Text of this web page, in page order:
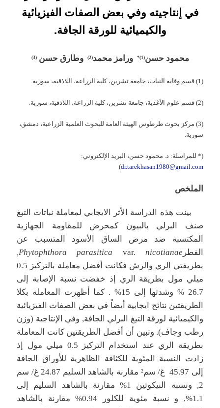
في إنتاجيته وفي بعض الصفات الفيزيائية
والكيميائية للورقة الجافة.
محمود حسن(
1
)* ورامز محمد(2) وطارق حسن(
3
)
(1) قسم وقاية النبات، جامعة تشرين، كلية الزراعة، اللاذقية، سورية.
(2) قسم علوم الأغذية، جامعة تشرين، كلية الزراعة، اللاذقية، سورية.
(3) مركز بحوث طرطوس الهيئة العامة للبحوث العلمية الزراعية، دمشق،
سورية.
(* للمراسلة: د. محمود حسن، البريد الإلكتروني:
dr.tarekhasan1980@gmail.com
)
الملخص
بينت هذه الدراسة الأثر الايجابي لمعاملة نباتات التبغ
صنف البرلي بالبيون كمحرض للمقاومة الجهازية
المكتسبة ضد مرض الساق الأسود المتسبب عن
الفطر
Phytophthora parasitica var. nicotianae,
بطريقتي الري والرش فكانت أفضل معاملة بالتركيز 0.5
ميلي مول بطريقة الري إذ خفضت نسبة الإصابة إلى
26.7 % وشدتها إلى 15% . كما أظهرت المعاملة بكلا
الطريقتين نتائج ايجابية أيضاً في بعض الصفات الفيزيائية
والكيميائية لورقة التبغ البرلي الجافة, وفي الإنتاجية (وزن
رطب وجاف). وتبين أن أفضل الطريقتين كانت المعاملة
بطريقة الري عند استخدام التركيز 0.5 ميلي مول إذ
زادت النسبة المئوية للكثافة الظاهرية للأوراق الجافة
إلى 45.97 غ/ سم
2
مقارنة بالشاهد السليم 24.87 غ/ سم
2, ونسبة النيكوتين 1% مقارنة بالشاهد السليم إلى
1.1%, و نسبة مئوية للكلور 0.94% مقارنة بالشاهد